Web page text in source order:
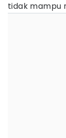
tidak mampu